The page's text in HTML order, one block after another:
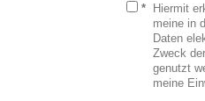
*
Hiermit
meine in
Daten
Zweck
genutzt
meine